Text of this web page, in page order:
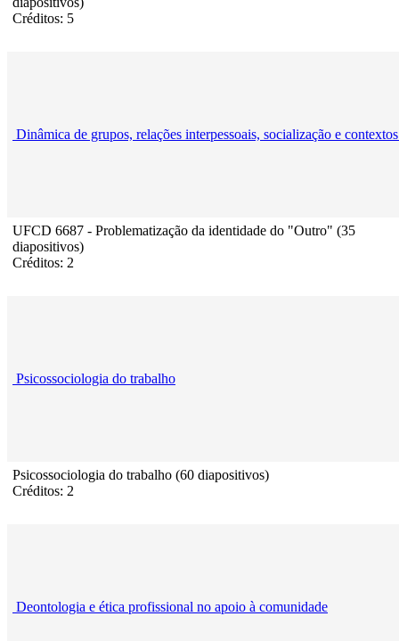
Créditos: 5
Dinâmica de grupos, relações interpessoais, socialização e
UFCD 6687 - Problematização da identidade do "Outro" (35
diapositivos)
Créditos: 2
Psicossociologia do trabalho
Psicossociologia do trabalho (60 diapositivos)
Créditos: 2
Deontologia e ética profissional no apoio à comunidade